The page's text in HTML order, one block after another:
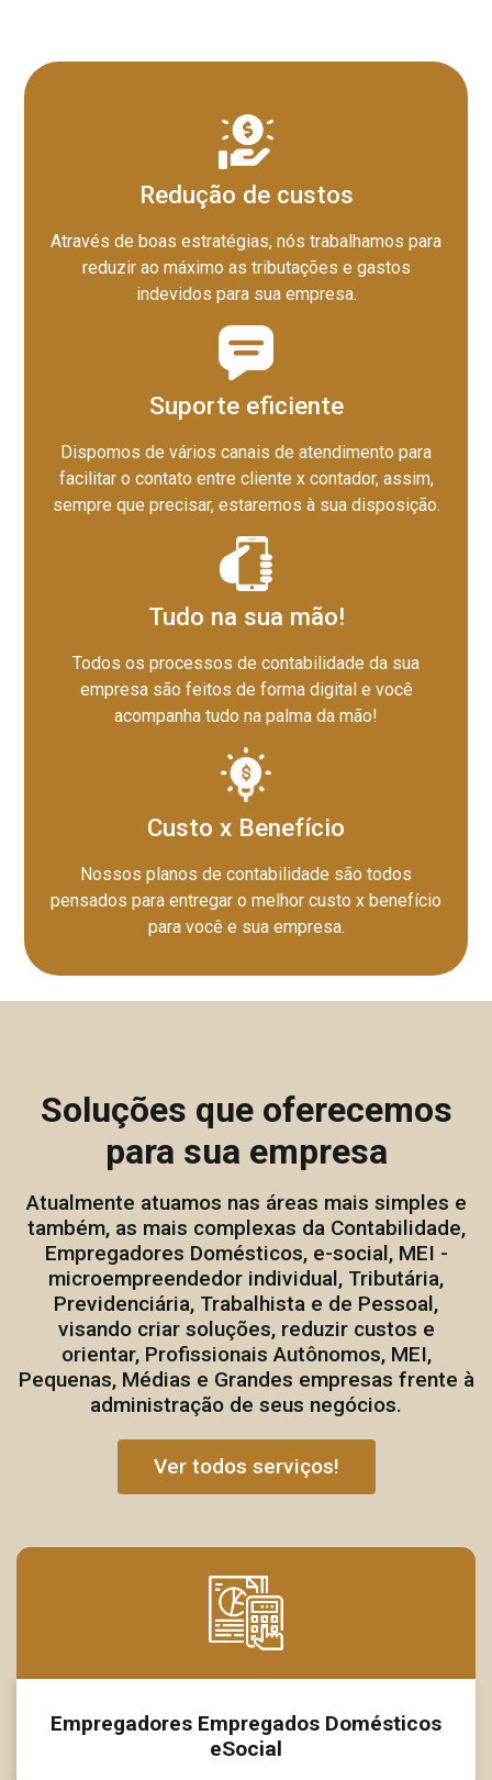
Redução de custos
Através de boas estratégias, nós trabalhamos para
reduzir ao máximo as tributações e gastos
indevidos para sua empresa.
Suporte eficiente
Dispomos de vários canais de atendimento para
facilitar o contato entre cliente x contador, assim,
sempre que precisar, estaremos à sua disposição.
Tudo na sua mão!
Todos os processos de contabilidade da sua
empresa são feitos de forma digital e você
acompanha tudo na palma da mão!
Custo x Benefício
Nossos planos de contabilidade são todos
pensados para entregar o melhor custo x benefício
para você e sua empresa.
Soluções que oferecemos
para sua empresa
Atualmente atuamos nas áreas mais simples e
também, as mais complexas da Contabilidade,
Empregadores Domésticos, e-social, MEI -
microempreendedor individual, Tributária,
Previdenciária, Trabalhista e de Pessoal,
visando criar soluções, reduzir custos e
orientar, Profissionais Autônomos, MEI,
Pequenas, Médias e Grandes empresas frente à
administração de seus negócios.
Ver todos serviços!
Empregadores Empregados Domésticos
eSocial